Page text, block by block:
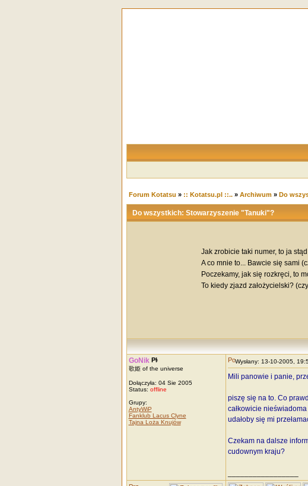
Forum Kotatsu » :: Kotatsu.pl ::..» Archiwum» Do
Do wszystkich: Stowarzyszenie "Tanuki"?
Jak zrobicie taki numer, to ja
A co mnie to... Bawcie się sami
Poczekamy, jak się rozkręci, to
To kiedy zjazd założycielski?
GoNik
歌姫 of the universe
Dołączyła: 04 Sie 2005
Status: offline
Grupy:
AntyWiP
Fanklub Lacus Clyne
Tajna Loża Knujów
Wysłany: 13-10-2005,
Mili panowie i panie,
piszę się na to. Co
całkowicie
udałoby się mi
Czekam na dalsze
cudownym kraju?